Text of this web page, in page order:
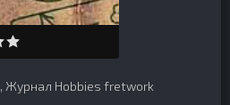
, Журнал Hobbies fretwork